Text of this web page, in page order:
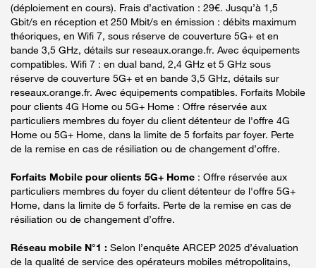
(déploiement en cours). Frais d’activation : 29€. Jusqu’à 1,5
Gbit/s en réception et 250 Mbit/s en émission : débits maximum
théoriques, en Wifi 7, sous réserve de couverture 5G+ et en
bande 3,5 GHz, détails sur reseaux.orange.fr. Avec équipements
compatibles. Wifi 7 : en dual band, 2,4 GHz et 5 GHz sous
réserve de couverture 5G+ et en bande 3,5 GHz, détails sur
reseaux.orange.fr. Avec équipements compatibles. Forfaits Mobile
pour clients 4G Home ou 5G+ Home : Offre réservée aux
particuliers membres du foyer du client détenteur de l'offre 4G
Home ou 5G+ Home, dans la limite de 5 forfaits par foyer. Perte
de la remise en cas de résiliation ou de changement d’offre.
Forfaits Mobile pour clients 5G+ Home : Offre réservée aux
particuliers membres du foyer du client détenteur de l'offre 5G+
Home, dans la limite de 5 forfaits. Perte de la remise en cas de
résiliation ou de changement d’offre.
Réseau mobile N°1 : Selon l’enquête ARCEP 2025 d’évaluation
de la qualité de service des opérateurs mobiles métropolitains,